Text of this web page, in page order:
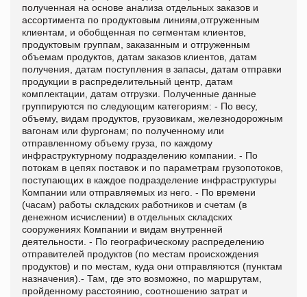
полученная на основе анализа отдельных заказов и
ассортимента по продуктовым линиям,отгруженным
клиентам, и обобщенная по сегментам клиентов,
продуктовым группам, заказанным и отгруженным
объемам продуктов, датам заказов клиентов, датам
получения, датам поступления в запасы, датам отправки
продукции в распределительный центр, датам
комплектации, датам отгрузки. Полученные данные
группируются по следующим категориям: - По весу,
объему, видам продуктов, грузовикам, железнодорожным
вагонам или фургонам; по полученному или
отправленному объему груза, по каждому
инфраструктурному подразделению компании. - По
потокам в цепях поставок и по параметрам грузопотоков,
поступающих в каждое подразделение инфраструктуры
Компании или отправляемых из него. - По времени
(часам) работы складских работников и счетам (в
денежном исчислении) в отдельных складских
сооружениях Компании и видам внутренней
деятельности. - По географическому распределению
отправителей продуктов (по местам происхождения
продуктов) и по местам, куда они отправляются (пунктам
назначения).- Там, где это возможно, по маршрутам,
пройденному расстоянию, соотношению затрат и